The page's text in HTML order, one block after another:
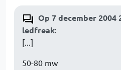
Op 7 december 2004
ledfreak:
[...]
50-80 mw